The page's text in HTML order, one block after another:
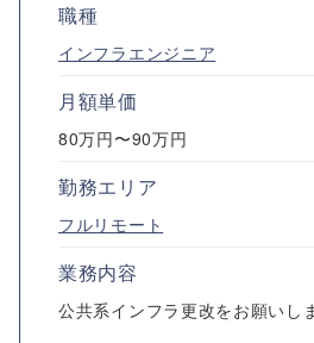
職種
インフラエンジニア
月額単価
80万円〜90万円
勤務エリア
フルリモート
業務内容
公共系インフラ更改をお願いし